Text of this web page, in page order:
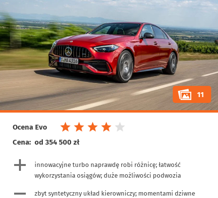
11
Ocena Evo
Cena: od 354 500 zł
innowacyjne turbo naprawdę robi różnicę; łatwość
wykorzystania osiągów; duże możliwości podwozia
zbyt syntetyczny układ kierowniczy; momentami dziwne